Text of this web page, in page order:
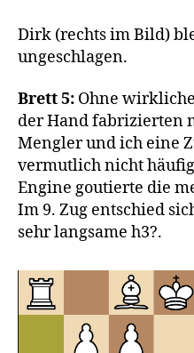
Dirk (rechts im Bild)
ungeschlagen.
Brett 5: Ohne
der Hand fabrizierten
Mengler und ich eine
vermutlich nicht
Engine goutierte die
Im 9. Zug entschied
sehr langsame h3?.